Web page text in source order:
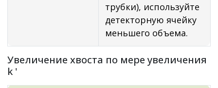
трубки), используйте
детекторную ячейку
меньшего объема.
Увеличение хвоста по мере увеличения
k '